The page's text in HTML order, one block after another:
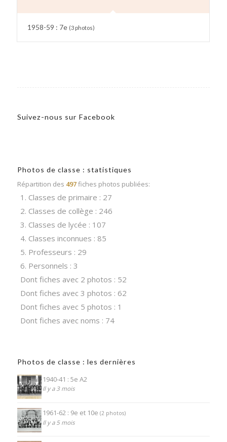
1958-59 : 7e (3 photos)
Suivez-nous sur Facebook
Photos de classe : statistiques
Répartition des 497fiches photos publiées:
1. Classes de primaire : 27
2. Classes de collège : 246
3. Classes de lycée : 107
4. Classes inconnues : 85
5. Professeurs : 29
6. Personnels : 3
Dont fiches avec 2 photos : 52
Dont fiches avec 3 photos : 62
Dont fiches avec 5 photos : 1
Dont fiches avec noms : 74
Photos de classe : les dernières
1940-41 : 5e A2
Il y a 3 mois
1961-62 : 9e et 10e (2 photos)
Il y a 5 mois